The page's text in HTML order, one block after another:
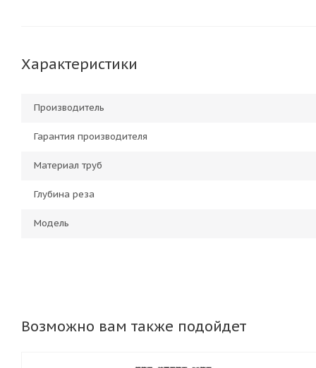
Характеристики
Производитель
Гарантия производителя
Материал труб
Глубина реза
Модель
Возможно вам также подойдет